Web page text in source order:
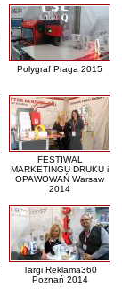
Polygraf Praga 2015
FESTIWAL
MARKETINGU DRUKU i
OPAWOWAŃ Warsaw
2014
Targi Reklama360
Poznań 2014